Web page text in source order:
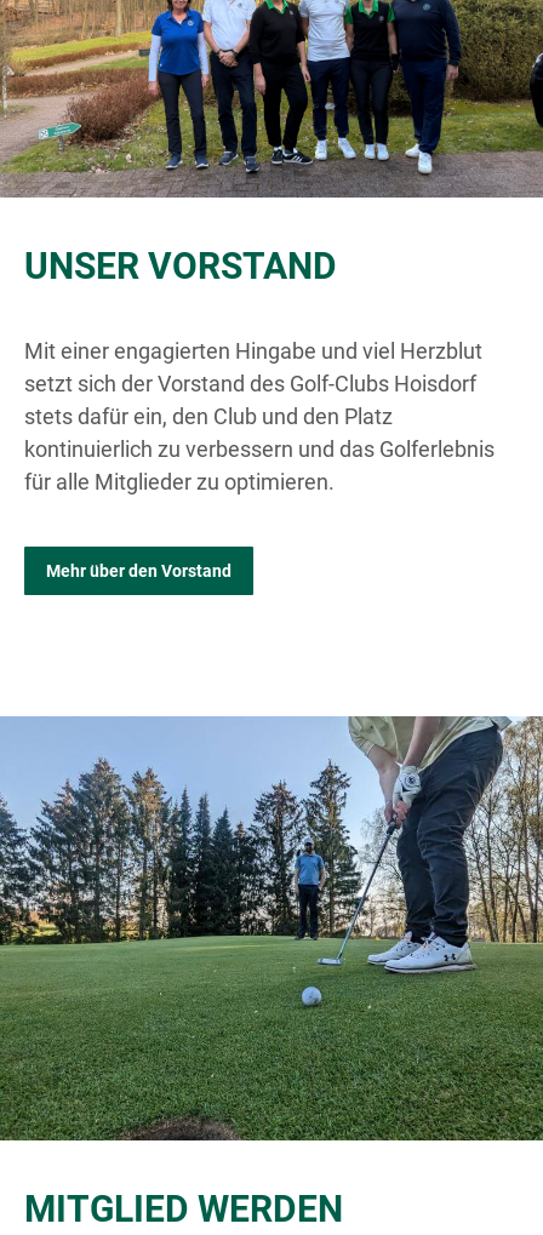
UNSER VORSTAND
Mit einer engagierten Hingabe und viel Herzblut
setzt sich der Vorstand des Golf-Clubs Hoisdorf
stets dafür ein, den Club und den Platz
kontinuierlich zu verbessern und das Golferlebnis
für alle Mitglieder zu optimieren.
Mehr über den Vorstand
MITGLIED WERDEN